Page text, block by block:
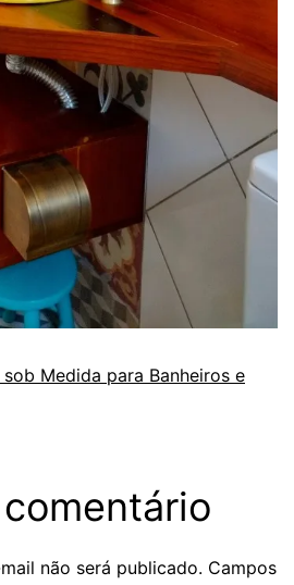
Medida para Banheiros e
não será publicado. Campos